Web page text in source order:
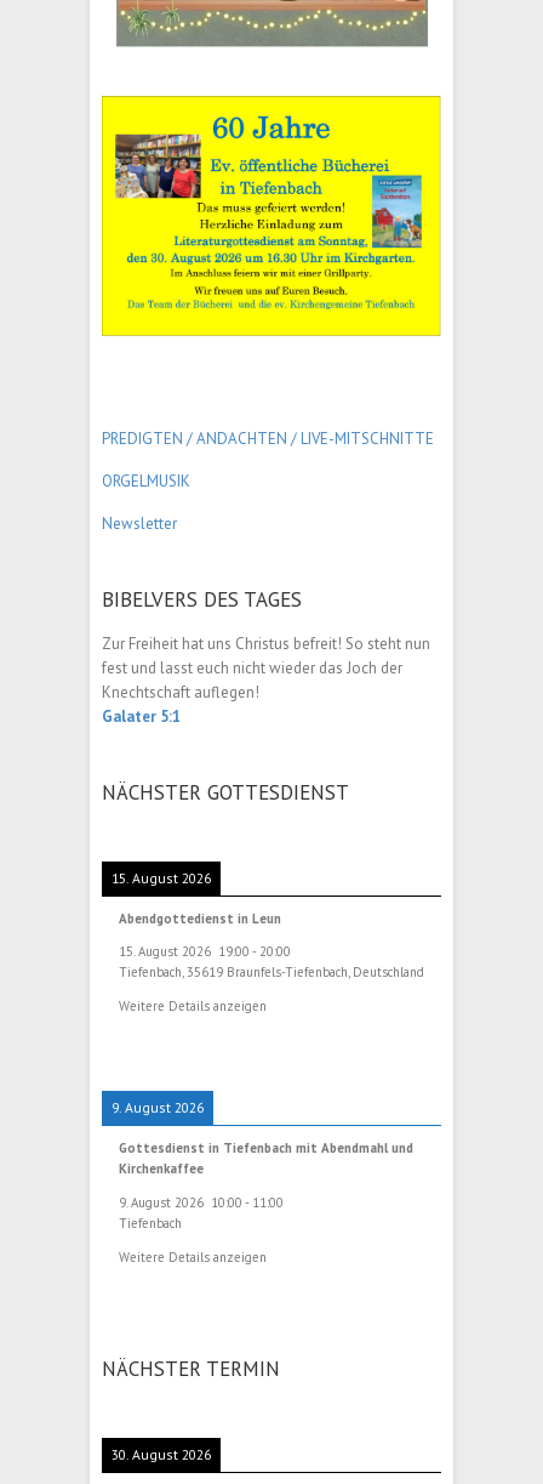
PREDIGTEN / ANDACHTEN / LIVE-MITSCHNITTE
ORGELMUSIK
Newsletter
BIBELVERS DES TAGES
Zur Freiheit hat uns Christus befreit! So steht nun
fest und lasst euch nicht wieder das Joch der
Knechtschaft auflegen!
Galater 5:1
NÄCHSTER GOTTESDIENST
15. August 2026
Abendgottedienst in Leun
15. August 2026 19:00 - 20:00
Tiefenbach, 35619 Braunfels-Tiefenbach, Deutschland
Weitere Details anzeigen
9. August 2026
Gottesdienst in Tiefenbach mit Abendmahl und
Kirchenkaffee
9. August 2026 10:00 - 11:00
Tiefenbach
Weitere Details anzeigen
NÄCHSTER TERMIN
30. August 2026